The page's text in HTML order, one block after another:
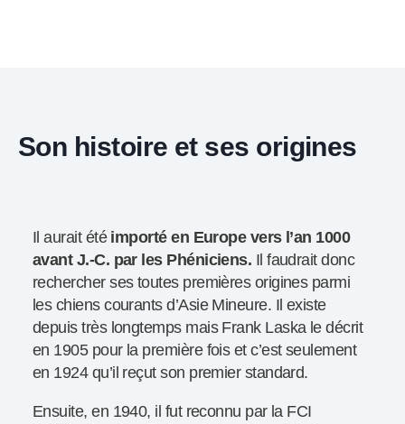
Son histoire et ses origines
Il aurait été importé en Europe vers l’an 1000
avant J.-C. par les Phéniciens. Il faudrait donc
rechercher ses toutes premières origines parmi
les chiens courants d’Asie Mineure. Il existe
depuis très longtemps mais Frank Laska le décrit
en 1905 pour la première fois et c’est seulement
en 1924 qu’il reçut son premier standard.
Ensuite, en 1940, il fut reconnu par la FCI